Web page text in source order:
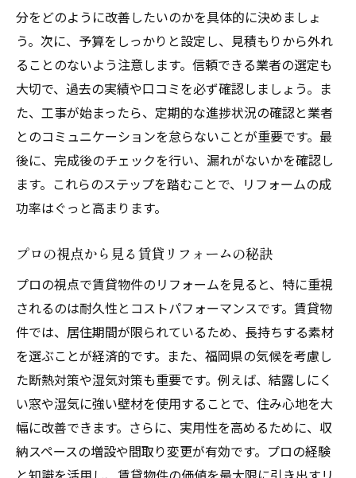
分をどのように改善したいのかを具体的に決めましょ
う。次に、予算をしっかりと設定し、見積もりから外れ
ることのないよう注意します。信頼できる業者の選定も
大切で、過去の実績や口コミを必ず確認しましょう。ま
た、工事が始まったら、定期的な進捗状況の確認と業者
とのコミュニケーションを怠らないことが重要です。最
後に、完成後のチェックを行い、漏れがないかを確認し
ます。これらのステップを踏むことで、リフォームの成
功率はぐっと高まります。
プロの視点から見る賃貸リフォームの秘訣
プロの視点で賃貸物件のリフォームを見ると、特に重視
されるのは耐久性とコストパフォーマンスです。賃貸物
件では、居住期間が限られているため、長持ちする素材
を選ぶことが経済的です。また、福岡県の気候を考慮し
た断熱対策や湿気対策も重要です。例えば、結露しにく
い窓や湿気に強い壁材を使用することで、住み心地を大
幅に改善できます。さらに、実用性を高めるために、収
納スペースの増設や間取り変更が有効です。プロの経験